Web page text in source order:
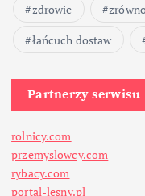
zdrowie
łańcuch dostaw
Partnerzy serwisu
rolnicy.com
przemyslowcy.com
rybacy.com
portal-lesny.pl